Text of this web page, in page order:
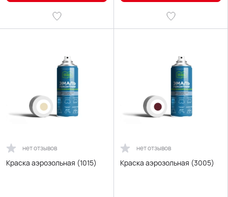
нет отзывов
Краска аэрозольная (1015)
нет отзывов
Краска аэрозольная (3005)